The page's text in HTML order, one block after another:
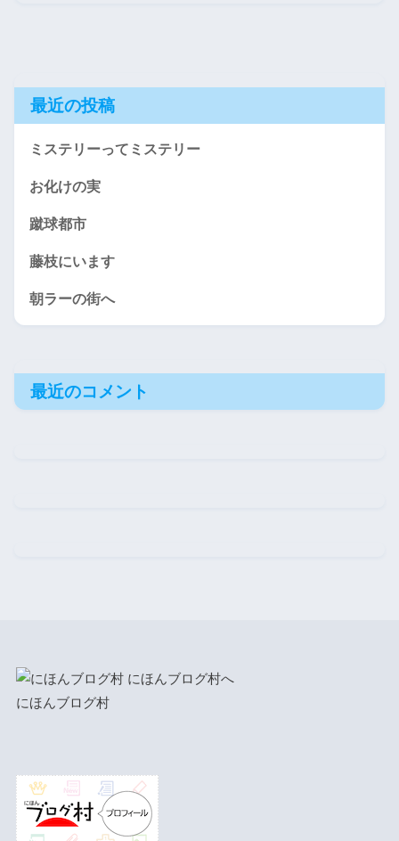
最近の投稿
ミステリーってミステリー
お化けの実
蹴球都市
藤枝にいます
朝ラーの街へ
最近のコメント
にほんブログ村